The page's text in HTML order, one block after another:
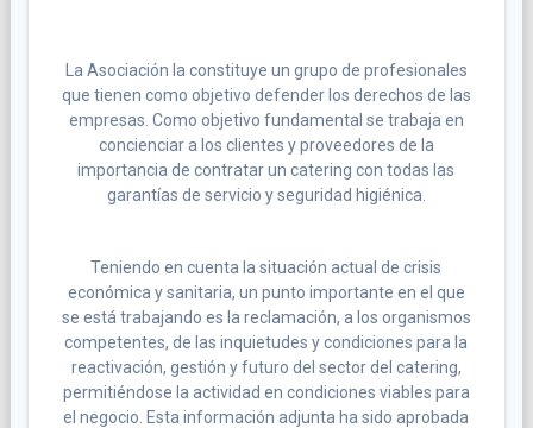
La Asociación la constituye un grupo de profesionales
que tienen como objetivo defender los derechos de las
empresas. Como objetivo fundamental se trabaja en
concienciar a los clientes y proveedores de la
importancia de contratar un catering con todas las
garantías de servicio y seguridad higiénica.
Teniendo en cuenta la situación actual de crisis
económica y sanitaria, un punto importante en el que
se está trabajando es la reclamación, a los organismos
competentes, de las inquietudes y condiciones para la
reactivación, gestión y futuro del sector del catering,
permitiéndose la actividad en condiciones viables para
el negocio. Esta información adjunta ha sido aprobada